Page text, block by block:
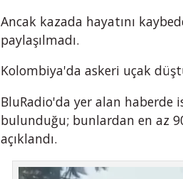
Ancak kazada hayatını
paylaşılmadı.
Kolombiya'da askeri uçak
BluRadio'da yer alan haberde
bulunduğu; bunlardan en az
açıklandı.